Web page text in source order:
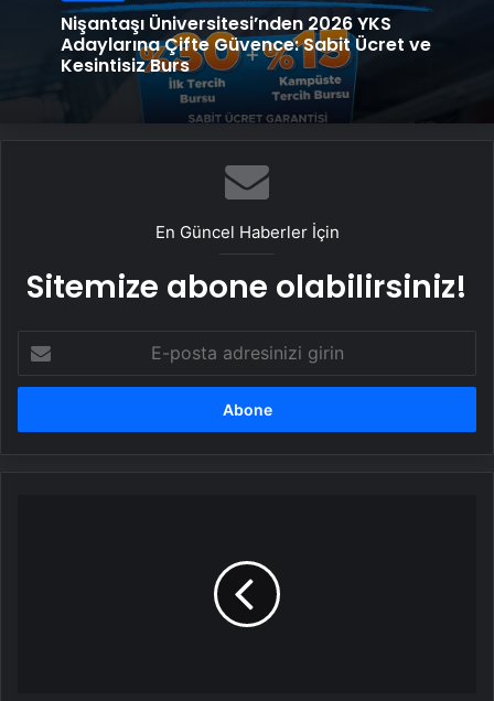
Nişantaşı Üniversitesi’nden 2026 YKS
Adaylarına Çifte Güvence: Sabit Ücret ve
Kesintisiz Burs
En Güncel Haberler İçin
Sitemize abone olabilirsiniz!
posta
adresinizi